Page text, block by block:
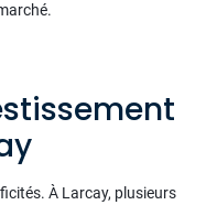
À Larcay, plusieurs